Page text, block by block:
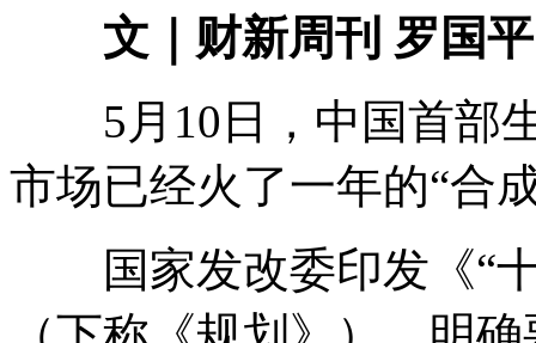
文｜财新周刊 罗国
5月10日，中国首部生
市场已经火了一年的“合
国家发改委印发《“十